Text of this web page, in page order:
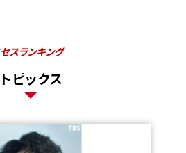
スランキング
トピックス